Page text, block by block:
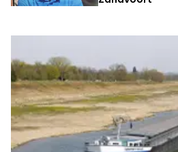
Laatste nieuws